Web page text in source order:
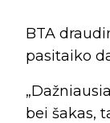
BTA
pasitaiko
bei šakas,